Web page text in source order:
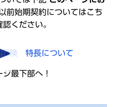
前始期契約についてはこち
ください。
最下部へ！